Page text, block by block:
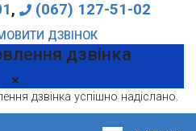
, (067) 127-51-02
ДЗВІНОК
дзвінка
дзвінка успішно надіслано.